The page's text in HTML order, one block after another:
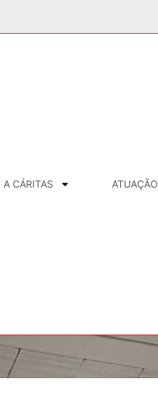
A CÁRITAS ATUAÇÃO